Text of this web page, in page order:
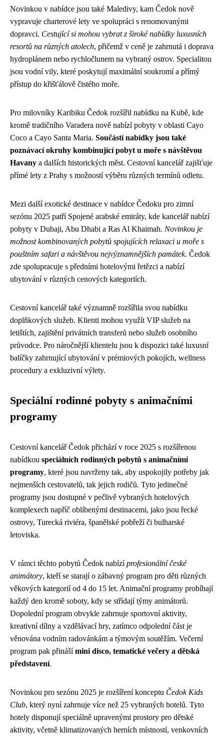
Novinkou v nabídce jsou také Maledivy, kam Čedok nově
vypravuje charterové lety ve spolupráci s renomovanými
dopravci. Cestující si mohou vybrat z široké nabídky luxusních
resortů na různých atolech, přičemž v ceně je zahrnutá i doprava
hydroplánem nebo rychločlunem na vybraný ostrov. Specialitou
jsou vodní vily, které poskytují maximální soukromí a přímý
přístup do křišťálově čistého moře.
Pro milovníky Karibiku Čedok rozšířil nabídku na Kubě, kde
kromě tradičního Varadera nově nabízí pobyty v oblasti Cayo
Coco a Cayo Santa Maria. Součástí nabídky jsou také
poznávací okruhy kombinující pobyt u moře s návštěvou
Havany a dalších historických měst. Cestovní kancelář zajišťuje
přímé lety z Prahy s možností výběru různých termínů odletu.
Mezi další exotické destinace v nabídce Čedoku pro zimní
sezónu 2025 patří Spojené arabské emiráty, kde kancelář nabízí
pobyty v Dubaji, Abu Dhabi a Ras Al Khaimah. Novinkou je
možnost kombinovaných pobytů spojujících relaxaci u moře s
pouštním safari a návštěvou nejvýznamnějších památek. Čedok
zde spolupracuje s předními hotelovými řetězci a nabízí
ubytování v různých cenových kategoriích.
Cestovní kancelář také významně rozšířila svou nabídku
doplňkových služeb. Klienti mohou využít VIP služeb na
letištích, zajištění privátních transferů nebo služeb osobního
průvodce. Pro náročnější klientelu jsou k dispozici také luxusní
balíčky zahrnující ubytování v prémiových pokojích, wellness
procedury a exkluzivní výlety.
Speciální rodinné pobyty s animačními
programy
Cestovní kancelář Čedok přichází v roce 2025 s rozšířenou
nabídkou speciálních rodinných pobytů s animačními
programy, které jsou navrženy tak, aby uspokojily potřeby jak
nejmenších cestovatelů, tak jejich rodičů. Tyto jedinečné
programy jsou dostupné v pečlivě vybraných hotelových
komplexech napříč oblíbenými destinacemi, jako jsou řecké
ostrovy, Turecká riviéra, španělské pobřeží či bulharské
letoviska.
V rámci těchto pobytů Čedok nabízíprofesionální české
animátory, kteří se starají o zábavný program pro děti různých
věkových kategorií od 4 do 15 let. Animační programy probíhají
každý den kromě soboty, kdy se střídají týmy animátorů.
Dopolední program obvykle zahrnuje sportovní aktivity,
kreativní dílny a vzdělávací hry, zatímco odpolední část je
věnována vodním radovánkám a týmovým soutěžím. Večerní
program pak přinášímini disco, tematické večery a dětská
představení.
Novinkou pro sezónu 2025 je rozšíření konceptu Čedok Kids
Club, který nyní zahrnuje více než 25 vybraných hotelů. Tyto
hotely disponují speciálně upravenými prostory pro dětské
aktivity, včetně klimatizovaných herních místností, venkovních